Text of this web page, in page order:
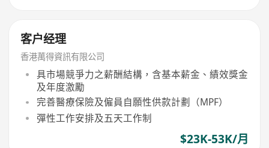
客户经理
香港萬得資訊有限公司
具市場競爭力之薪酬結構，含基本薪金、績效獎金
及年度激勵
完善醫療保險及僱員自願性供款計劃（MPF）
彈性工作安排及五天工作制
$23K-53K/月